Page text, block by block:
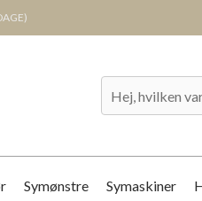
Symønstre Symaskiner